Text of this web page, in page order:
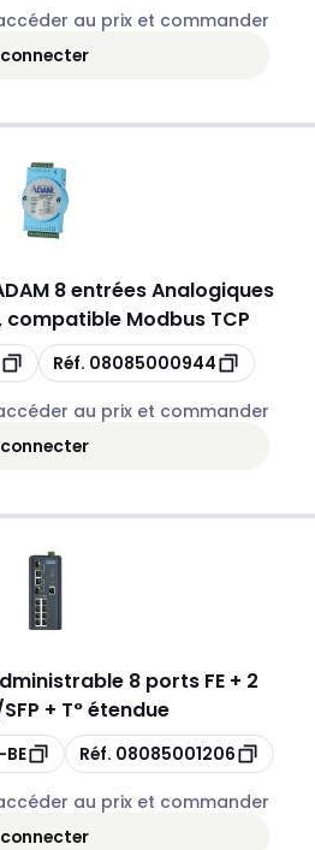
au prix et commander
connecter
8 entrées Analogiques
Modbus TCP
Copie
Réf. 08085000944
au prix et commander
connecter
8 ports FE + 2
+ T° étendue
Copie
Réf. 08085001206
au prix et commander
connecter